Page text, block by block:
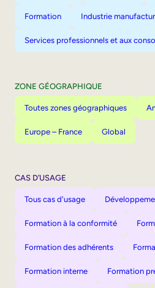
Formation Industrie
Services professionnels et aux
ZONE GÉOGRAPHIQUE
Toutes zones géographiques
Europe – France Global
CAS D’USAGE
Tous cas d'usage
Formation à la conformité
Formation des adhérents
Formation interne Formation